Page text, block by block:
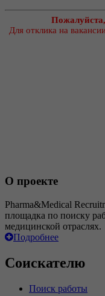
Пожалуйста,
Для отклика на
О проекте
Pharma&Medical
площадка по поиску
медицинской отраслях.
Подробнее
Соискателю
Поиск работы